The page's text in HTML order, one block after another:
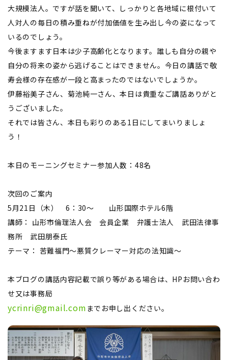
大規模法人。ですが話を聞いて、しっかりと各地域に根付いて
人対人の毎日の積み重ねが付加価値を生み出し今の姿になって
いるのでしょう。
今後ますます日本は少子高齢化となります。誰しも自分の親や
自分の将来の姿から逃げることはできません。今日の講話で敬
寿会様の存在感が一段と高まったのではないでしょうか。
伊藤裕美子さん、菊池純一さん、本日は貴重なご講話ありがと
うございました。
それでは皆さん、本日も彩りのある1日にしてまいりましょ
う！
本日のモーニングセミナー参加人数：48名
次回のご案内
5月21日（木） 6：30～ 山形国際ホテル6階
講師： 山形市倫理法人会 会員企業 弁護士法人 武田法律事
務所 武田朋泰氏
テーマ： 苦難福門～悪質クレーマー対応の法知識～
本ブログの講話内容記載で誤り等がある場合は、HPお問い合わ
せ又は事務局
ycrinri@gmail.com までお申し出ください。